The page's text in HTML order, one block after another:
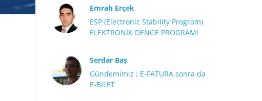
Emrah Erçek
ESP (Electronic Stability Program)
ELEKTRONİK DENGE PROGRAMI
Serdar Baş
Gündemimiz ; E-FATURA sonra da
E-BİLET